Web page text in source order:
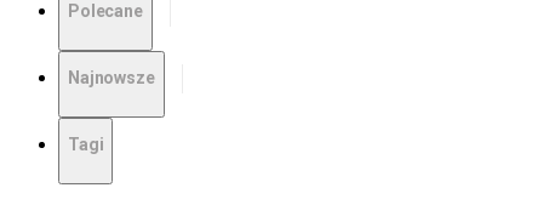
Polecane
Najnowsze
Tagi